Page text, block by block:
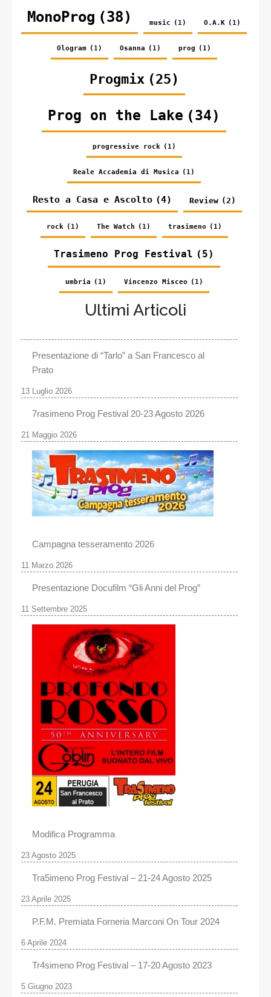
MonoProg (38) music (1) O.A.K (1)
Ologram (1) Osanna (1) prog (1)
Progmix (25)
Prog on the Lake (34)
progressive rock (1)
Reale Accademia di Musica (1)
Resto a Casa e Ascolto (4) Review (2)
rock (1) The Watch (1) trasimeno (1)
Trasimeno Prog Festival (5)
umbria (1) Vincenzo Misceo (1)
Ultimi Articoli
Presentazione di “Tarlo” a San Francesco al
Prato
13 Luglio 2026
7rasimeno Prog Festival 20-23 Agosto 2026
21 Maggio 2026
Campagna tesseramento 2026
11 Marzo 2026
Presentazione Docufilm “Gli Anni del Prog”
11 Settembre 2025
Modifica Programma
23 Agosto 2025
Tra5imeno Prog Festival – 21-24 Agosto 2025
23 Aprile 2025
P.F.M. Premiata Forneria Marconi On Tour 2024
6 Aprile 2024
Tr4simeno Prog Festival – 17-20 Agosto 2023
5 Giugno 2023